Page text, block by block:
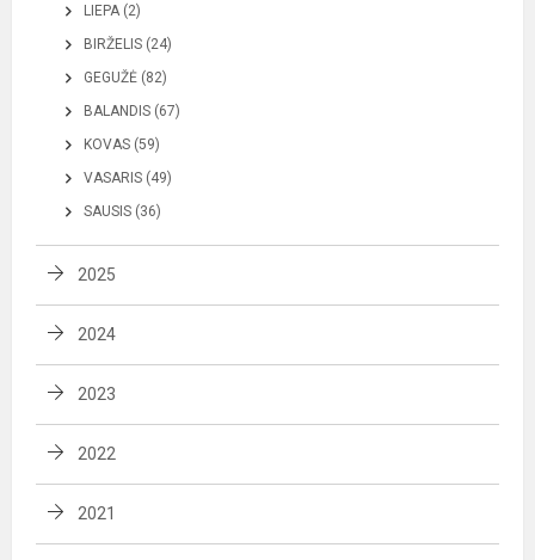
LIEPA (2)
BIRŽELIS (24)
GEGUŽĖ (82)
BALANDIS (67)
KOVAS (59)
VASARIS (49)
SAUSIS (36)
2025
2024
2023
2022
2021